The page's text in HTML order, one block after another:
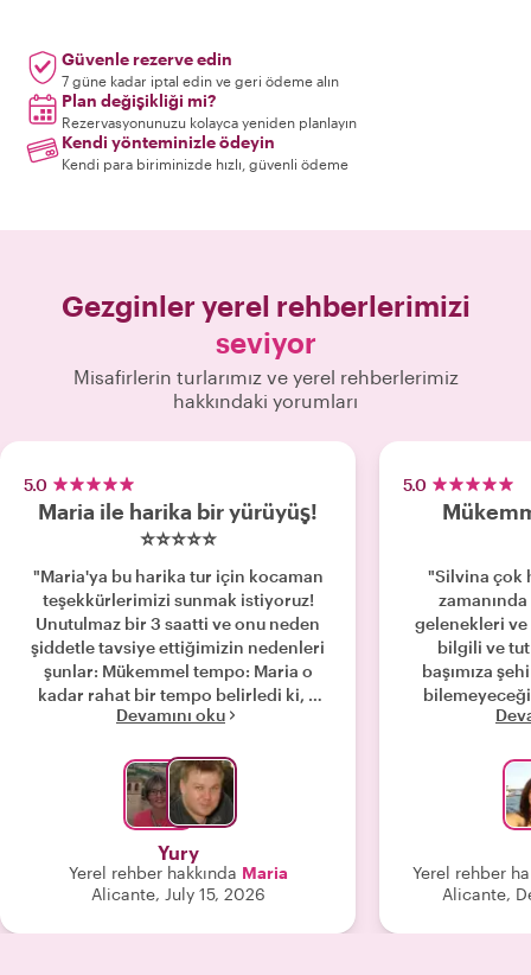
Güvenle rezerve edin
7 güne kadar iptal edin ve geri ödeme alın
Plan değişikliği mi?
Rezervasyonunuzu kolayca yeniden planlayın
Kendi yönteminizle ödeyin
Kendi para biriminizde hızlı, güvenli ödeme
Gezginler yerel rehberlerimizi
seviyor
Misafirlerin turlarımız ve yerel rehberlerimiz
hakkındaki yorumları
5.0
Maria ile harika bir yürüyüş!
⭐⭐⭐⭐⭐
"Maria'ya bu harika tur için kocaman
teşekkürlerimizi sunmak istiyoruz!
Unutulmaz bir 3 saatti ve onu neden
şiddetle tavsiye ettiğimizin nedenleri
şunlar: Mükemmel tempo: Maria o
kadar rahat bir tempo belirledi ki, 3
saatlik yürüyüş rotasının tamamını
koruduk ve hiç yorulmadık. Sıcakla
başa çıkmak: Yürüyüşümüzü
düşüncesizce tam öğle vaktine
planlamıştık ama Maria sayesinde her
şey mükemmel geçti ve kendimizi çok
rahat hissettik. Şehrin gerçek ruhu:
Bizi şehrin yerel yaşamının ve kendine
has mahallelerinin içine gerçekten
Devamını oku
Yury
Yerel rehber hakkında Maria
Alicante, July 15, 2026
5.0
"Silvina çok
gelenekleri
bilgili ve
başımıza
manzaralarla
Yerel rehber
Alicante,